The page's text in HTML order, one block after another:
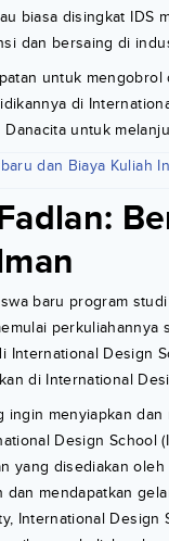
biasa disingkat IDS
dan bersaing di
untuk
di
untuk
dan Biaya Kuliah
baru program
Design
di International
ingin menyiapkan
Design School
yang disediakan
mendapatkan
International Design